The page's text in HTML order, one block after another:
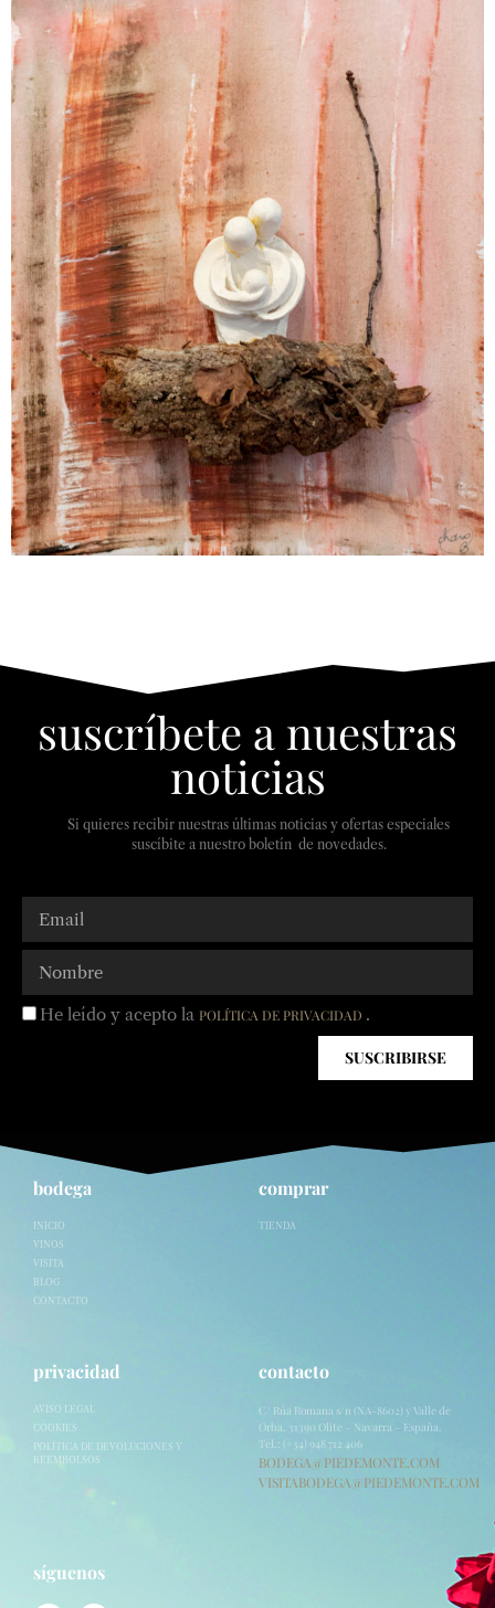
suscríbete a nuestras
noticias
Si quieres recibir nuestras últimas noticias y ofertas especiales
suscíbite a nuestro boletín de novedades.
He leído y acepto la POLÍTICA DE PRIVACIDAD .
SUSCRIBIRSE
bodega
INICIO
VINOS
VISITA
BLOG
CONTACTO
comprar
TIENDA
privacidad
AVISO LEGAL
COOKIES
POLÍTICA DE DEVOLUCIONES Y
REEMBOLSOS
contacto
C/ Rúa Romana s/n (NA-8602) y Valle de
Orba. 31390 Olite – Navarra – España.
Tel.: (+34) 948 712 406
BODEGA@PIEDEMONTE.COM
VISITABODEGA@PIEDEMONTE.COM
síguenos